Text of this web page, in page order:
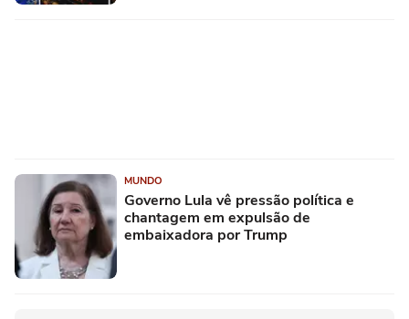
MUNDO
Governo Lula vê pressão política e
chantagem em expulsão de
embaixadora por Trump